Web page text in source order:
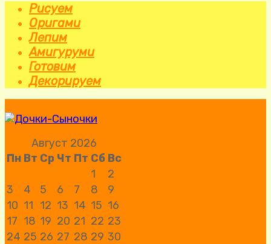
Рисуем
Оригами
Лепим
Амигуруми
Готовим
Декорируем
Август 2026
Пн Вт Ср Чт Пт Сб Вс
1
2
3
4 5 6 7 8
9
10 11 12 13 14 15 16
17 18 19 20 21 22 23
24 25 26 27 28 29 30